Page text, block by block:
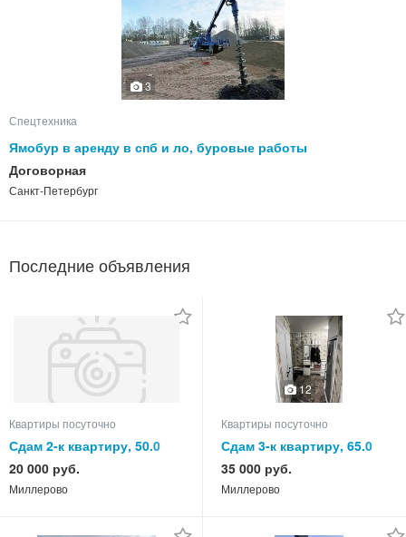
3
Спецтехника
Ямобур в аренду в спб и ло, буровые работы
Договорная
Санкт-Петербург
Последние объявления
Квартиры посуточно
Сдам 2-к квартиру, 50.0
кв.м, этаж 3 из 5
20 000 руб.
Миллерово
12
Квартиры посуточно
Сдам 3-к квартиру, 65.0
кв.м, этаж 5 из 5
35 000 руб.
Миллерово